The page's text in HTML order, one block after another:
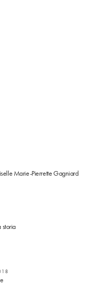
Marie-Pierrette Gagniard
storia